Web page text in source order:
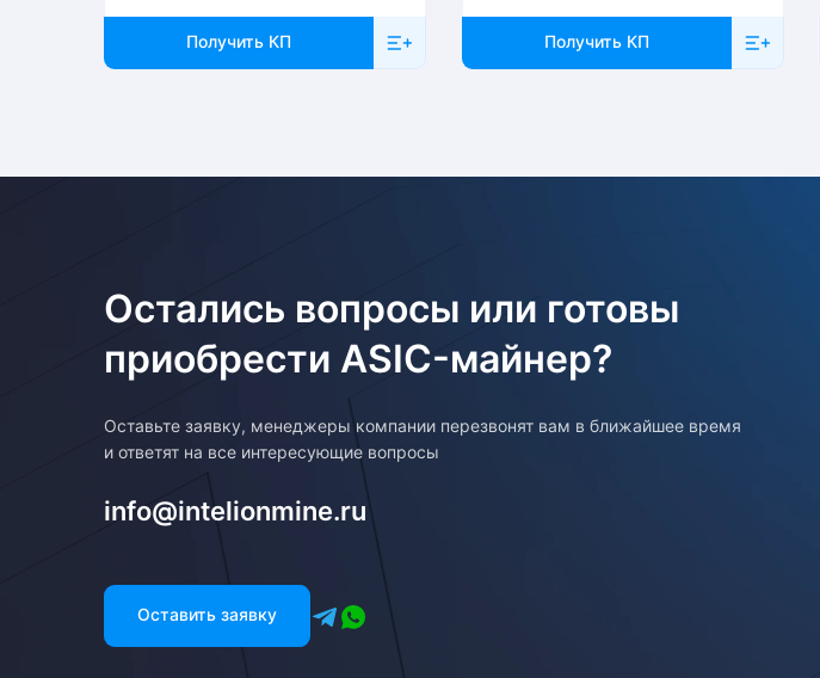
Получить КП Получить КП
Остались вопросы или готовы
приобрести ASIC-майнер?
Оставьте заявку, менеджеры компании перезвонят вам в ближайшее время
и ответят на все интересующие вопросы
info@intelionmine.ru
Оставить заявку